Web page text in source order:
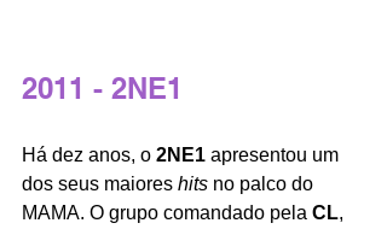
2011 - 2NE1
Há dez anos, o 2NE1 apresentou um
dos seus maiores hits no palco do
MAMA. O grupo comandado pela CL,